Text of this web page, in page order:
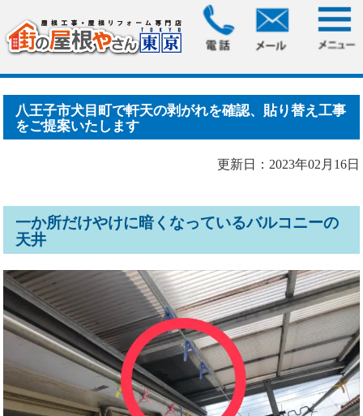
> 八王子市犬目町で軒天の剥がれを確認、貼
り替え工事をご提案いた.....
八王子市犬目町で軒天の剥がれを確認、貼り替え工事
をご提案いたします
更新日：2023年02月16日
一か所だけやけに暗くなっているバルコニーの
天井